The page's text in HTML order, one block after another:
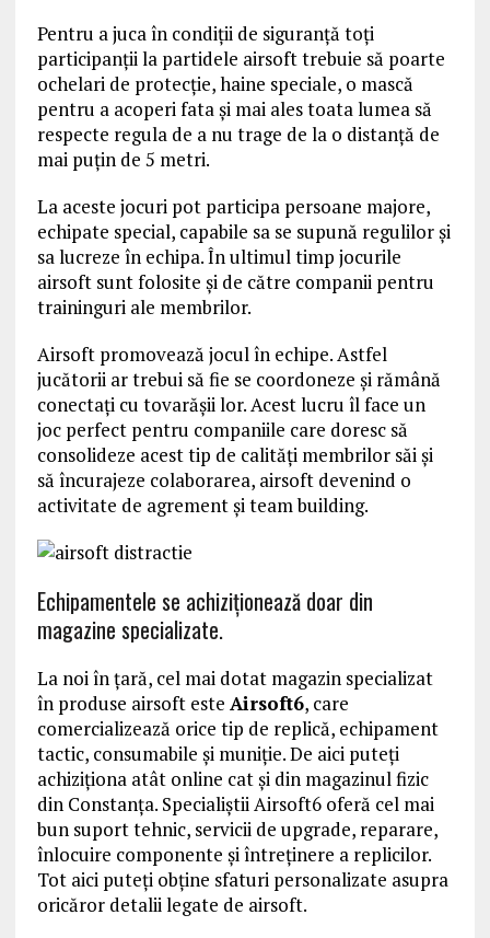
Pentru a juca în condiții de siguranță toți
participanții la partidele airsoft trebuie să poarte
ochelari de protecție, haine speciale, o mască
pentru a acoperi fata și mai ales toata lumea să
respecte regula de a nu trage de la o distanță de
mai puțin de 5 metri.
La aceste jocuri pot participa persoane majore,
echipate special, capabile sa se supună regulilor și
sa lucreze în echipa. În ultimul timp jocurile
airsoft sunt folosite și de către companii pentru
traininguri ale membrilor.
Airsoft promovează jocul în echipe. Astfel
jucătorii ar trebui să fie se coordoneze și rămână
conectați cu tovarășii lor. Acest lucru îl face un
joc perfect pentru companiile care doresc să
consolideze acest tip de calități membrilor săi și
să încurajeze colaborarea, airsoft devenind o
activitate de agrement și team building.
Echipamentele se achiziționează doar din
magazine specializate.
La noi în ţară, cel mai dotat magazin specializat
în produse airsoft este Airsoft6, care
comercializează orice tip de replică, echipament
tactic, consumabile și muniție. De aici puteți
achiziționa atât online cat și din magazinul fizic
din Constanţa. Specialiștii Airsoft6 oferă cel mai
bun suport tehnic, servicii de upgrade, reparare,
înlocuire componente și întreținere a replicilor.
Tot aici puteți obține sfaturi personalizate asupra
oricăror detalii legate de airsoft.